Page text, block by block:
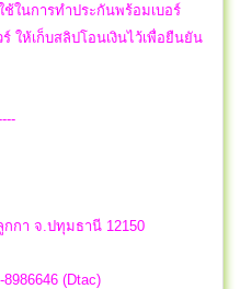
ในการทำประกันพร้อมเบอร์
ให้เก็บสลิปโอนเงินไว้เพื่อยืนยัน
กกา จ.ปทุมธานี 12150
(Dtac)